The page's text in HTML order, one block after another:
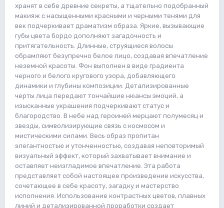
хранят в себе древние секреты, а тщательно подобранный
макияж с насыщенными красными и черными тенями для
век подчеркивает драматизм образа. Яркие, вызывающие
губы цвета бордо дополняют загадочность и
притягательность. Длинные, струящиеся волосы
обрамляют безупречно белое лицо, создавая впечатление
неземной красоты. Фон выполнен в виде градиента
черного и белого кругового узора, добавляющего
динамики и глубины композиции. Детализированные
черты лица передают тончайшие нюансы эмоций, а
изысканные украшения подчеркивают статус и
благородство. В небе над героиней мерцают полумесяц и
звезды, символизирующие связь с космосом и
мистическими силами. Весь образ пропитан
элегантностью и утонченностью, создавая неповторимый
визуальный эффект, который захватывает внимание и
оставляет неизгладимое впечатление. Эта работа
представляет собой настоящее произведение искусства,
сочетающее в себе красоту, загадку и мастерство
исполнения. Использование контрастных цветов, плавных
линий и детализированной проработки создает